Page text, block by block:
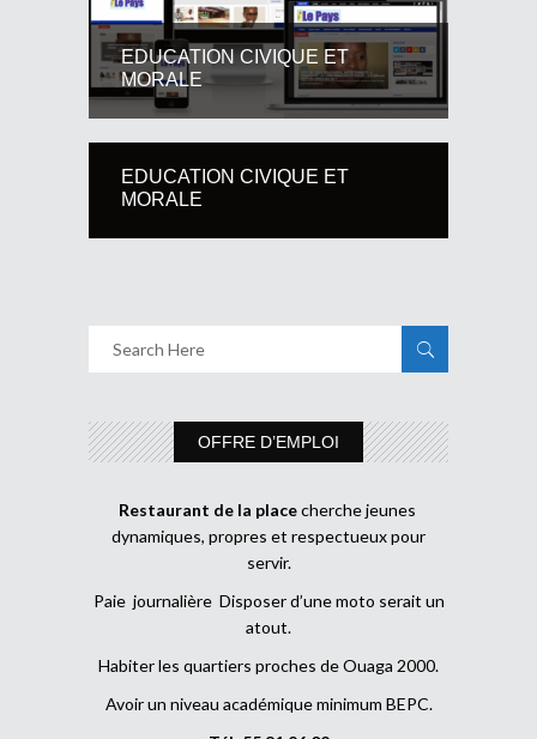
EDUCATION CIVIQUE ET
MORALE
EDUCATION CIVIQUE ET
MORALE
OFFRE D’EMPLOI
Restaurant de la placecherche jeunes
dynamiques, propres et respectueux pour
servir.
Paie journalière Disposer d’une moto serait un
atout.
Habiter les quartiers proches de Ouaga 2000.
Avoir un niveau académique minimum BEPC.